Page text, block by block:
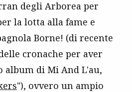
degli Arborea per
la lotta alla fame e
Borne! (di recente
cronache per aver
di Mi And L'au,
"), ovvero un ampio